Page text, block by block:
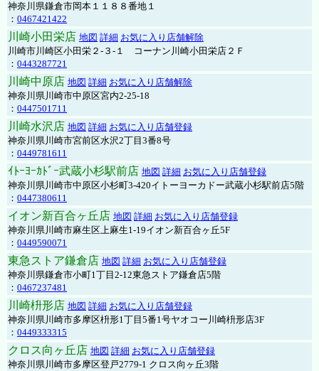
神奈川県鎌倉市岡本１１８８番地１
： 0467421422
川崎小田栄店 地図 詳細 お気に入り店舗解除
川崎市川崎区小田栄２‐３‐１ コーナン川崎小田栄店２Ｆ
： 0443287721
川崎中原店 地図 詳細 お気に入り店舗解除
神奈川県川崎市中原区宮内2-25-18
： 0447501711
川崎水沢店 地図 詳細 お気に入り店舗登録
神奈川県川崎市宮前区水沢2丁目3番8号
： 0449781611
ｲﾄｰﾖｰｶﾄﾞｰ武蔵小杉駅前店 地図 詳細 お気に入り店舗登録
神奈川県川崎市中原区小杉町3-420イトーヨーカドー武蔵小杉駅前店5階
： 0447380611
イオン新百合ヶ丘店 地図 詳細 お気に入り店舗登録
神奈川県川崎市麻生区上麻生1-19イオン新百合ヶ丘5F
： 0449590071
東急ストア鎌倉店 地図 詳細 お気に入り店舗登録
神奈川県鎌倉市小町1丁目2-12東急ストア鎌倉店5階
： 0467237481
川崎枡形店 地図 詳細 お気に入り店舗登録
神奈川県川崎市多摩区枡形1丁目5番1号ヤオコー川崎枡形店3F
： 0449333315
クロス向ヶ丘店 地図 詳細 お気に入り店舗登録
神奈川県川崎市多摩区登戸2779-1 クロス向ヶ丘3階